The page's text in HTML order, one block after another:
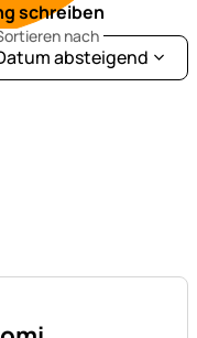
schreiben
nach
absteigend